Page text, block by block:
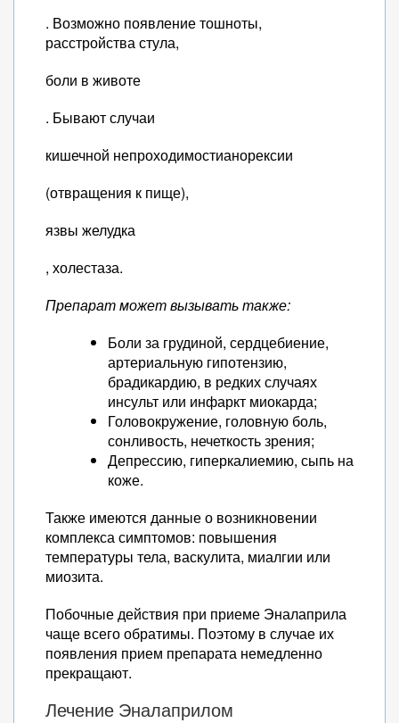
. Возможно появление тошноты,
расстройства стула,
боли в животе
. Бывают случаи
кишечной непроходимостианорексии
(отвращения к пище),
язвы желудка
, холестаза.
Препарат может вызывать также:
Боли за грудиной, сердцебиение,
артериальную гипотензию,
брадикардию, в редких случаях
инсульт или инфаркт миокарда;
Головокружение, головную боль,
сонливость, нечеткость зрения;
Депрессию, гиперкалиемию, сыпь на
коже.
Также имеются данные о возникновении
комплекса симптомов: повышения
температуры тела, васкулита, миалгии или
миозита.
Побочные действия при приеме Эналаприла
чаще всего обратимы. Поэтому в случае их
появления прием препарата немедленно
прекращают.
Лечение Эналаприлом